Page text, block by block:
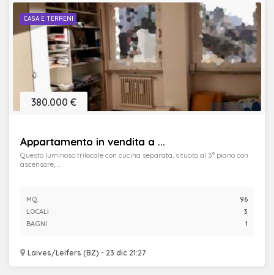
CASA E TERRENI
Appartamento in vendita a ...
Laives/Leifers (BZ) - 23 dic 21:27
380.000 €
Questo luminoso trilocale con cucina separata, situato al 3° piano con
ascensore, ...
MQ.
96
LOCALI
3
BAGNI
1